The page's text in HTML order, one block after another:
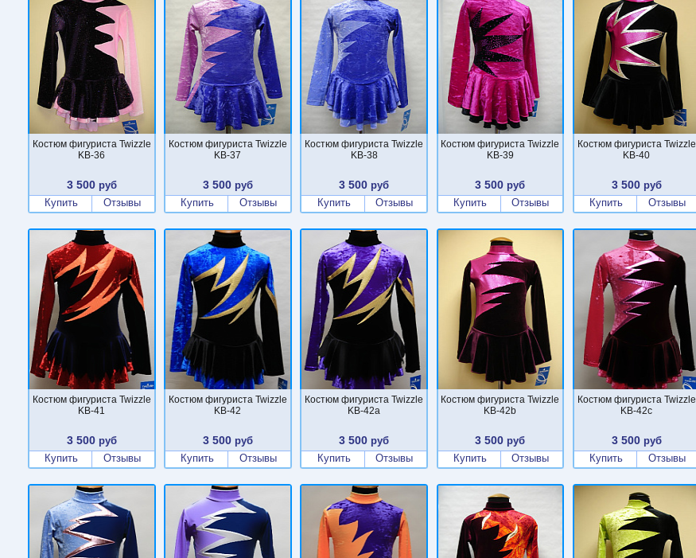
Костюм фигуриста Twizzle
KB-36
3 500руб
Купить
Отзывы
Костюм фигуриста Twizzle
KB-37
3 500руб
Купить
Отзывы
Костюм фигуриста Twizzle
KB-38
3 500 руб
Купить
Отзывы
Костюм фигуриста Twizzle
KB-39
3 500 руб
Купить
Отзывы
Костюм фигуриста Twizzle
KB-40
3 500руб
Купить
Отзывы
Костюм фигуриста Twizzle
KB-41
3 500руб
Купить
Отзывы
Костюм фигуриста Twizzle
KB-42
3 500руб
Купить
Отзывы
Костюм фигуриста Twizzle
KB-42a
3 500 руб
Купить
Отзывы
Костюм фигуриста Twizzle
KB-42b
3 500 руб
Купить
Отзывы
Костюм фигуриста Twizzle
KB-42c
3 500руб
Купить
Отзывы